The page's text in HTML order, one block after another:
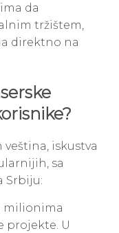
da
tržištem,
direktno na
veština, iskustva
sa
Srbiju:
milionima
projekte. U